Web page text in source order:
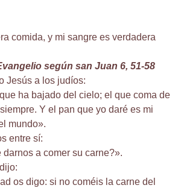
comida, y mi sangre es verdadera
según san Juan 6, 51-58
Jesús a los judíos:
ha bajado del cielo; el que coma de
Y el pan que yo daré es mi
mundo».
entre sí:
a comer su carne?».
os digo: si no coméis la carne del